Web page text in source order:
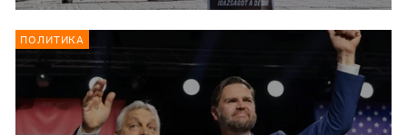
ПОЛИТИКА